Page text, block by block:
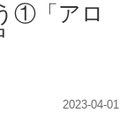
①「アロ
2023-04-01